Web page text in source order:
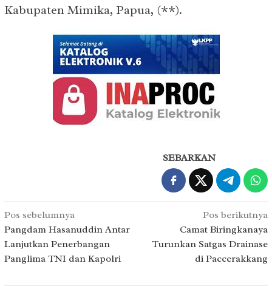
Kabupaten Mimika, Papua, (**).
SEBARKAN
Navigasi
pos
Pos sebelumnya
Pangdam Hasanuddin Antar
Lanjutkan Penerbangan
Panglima TNI dan Kapolri
Pos berikutnya
Camat Biringkanaya
Turunkan Satgas Drainase
di Paccerakkang